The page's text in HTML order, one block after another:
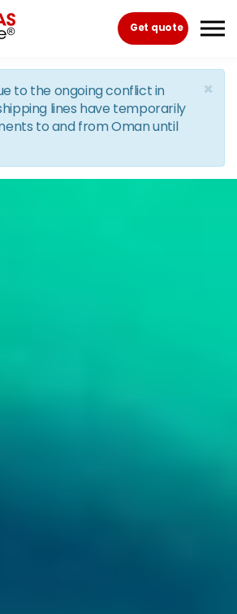
Skip to the content
Get quote
×
to the ongoing conflict in
lines have temporarily
to and from Oman until